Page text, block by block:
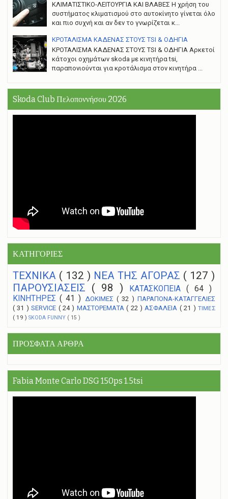
ΚΛΙΜΑΤΙΣΤΙΚΟ-ΛΕΙΤΟΥΡΓΙΑ ΚΑΙ ΒΛΑΒΕΣ H χρήση του
συστήματος κλιματισμού στο αυτοκίνητο γίνεται όλο
και πιο συχνή και αν δεν το γνωρίζεται κ...
ΚΡΟΤΑΛΙΣΜΑ ΚΑΔΕΝΑΣ ΣΤΟΥΣ TSI & ΟΔΗΓΙΑ
ΚΡΟΤΑΛΙΣΜΑ ΚΑΔΕΝΑΣ ΣΤΟΥΣ TSI & ΟΔΗΓΙΑ Αρκετοί
κάτοχοι οχημάτων skoda με κινητήρα tsi,
παραπονιούνται για κροτάλισμα στον κινητήρα ...
Skoda Club Πελοποννήσου 2026
ΚΑΤΗΓΟΡΙΕΣ
ΤΕΧΝΙΚΑ ( 132 ) NEA THΣ ΑΓΟΡΑΣ ( 127 )
ΠΑΡΟΥΣΙΑΣΕΙΣ ( 98 ) ΚΑΤΑΣΚΟΠΕΙΑ ( 64 )
ΚΙΝΗΤΗΡΕΣ( 41 ) ΔΟΚΙΜΕΣ ( 32 ) ΠΑΡΑΠΟΝΑ-ΚΑΤΑΓΓΕΛΙΕΣ
( 31 )SERVICE ( 24 ) ΜΑΣΤΟΡΕΜΑΤΑ( 22 ) ΑΣΦΑΛΕΙΑ ( 21 )ΤΙΜΕΣ
( 19 ) SKODA FUNNY ( 15 )
ΠΡΟΣΦΑΤΑ ΑΡΘΡΑ
Fabia Monte Carlo DSG 150ps 1.5tsi